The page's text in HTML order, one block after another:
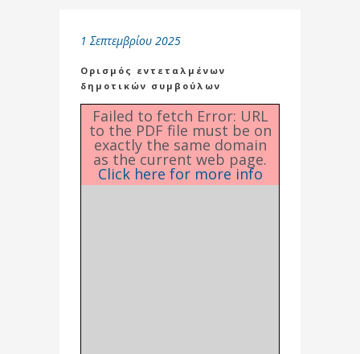
1 Σεπτεμβρίου 2025
Ορισμός εντεταλμένων
δημοτικών συμβούλων
Failed to fetch Error: URL
to the PDF file must be on
exactly the same domain
as the current web page.
Click here for more info